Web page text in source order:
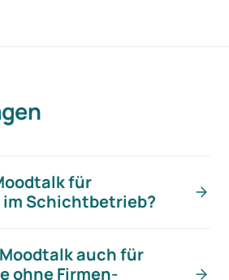
für
Schichtbetrieb?
auch für
ohne Firmen-